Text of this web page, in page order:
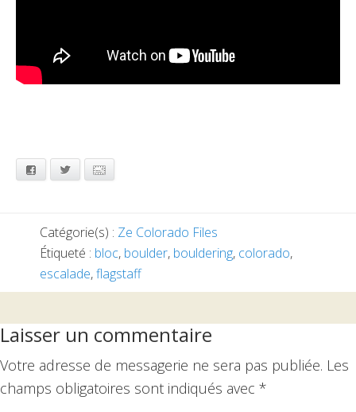
Facebook Twitter
Catégorie(s) : Ze Colorado Files
Étiqueté : bloc, boulder, bouldering, colorado,
escalade,flagstaff
Interactions
du
lecteur
Laisser un commentaire
Votre adresse de messagerie ne sera pas publiée. Les
champs obligatoires sont indiqués avec *